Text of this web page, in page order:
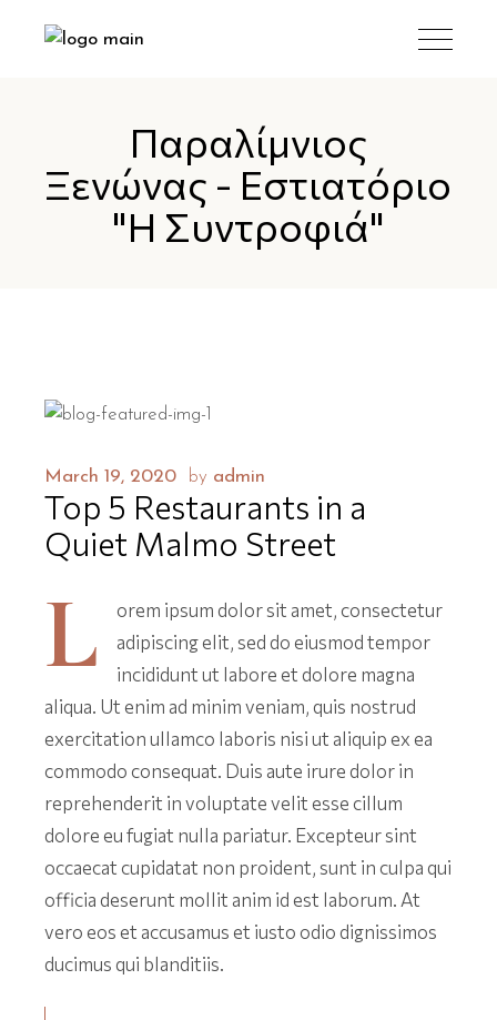
Παραλίμνιος
Ξενώνας - Εστιατόριο
"Η Συντροφιά"
March 19, 2020 by admin
Top 5 Restaurants in a
Quiet Malmo Street
L
orem ipsum dolor sit amet, consectetur
adipiscing elit, sed do eiusmod tempor
incididunt ut labore et dolore magna
aliqua. Ut enim ad minim veniam, quis nostrud
exercitation ullamco laboris nisi ut aliquip ex ea
commodo consequat. Duis aute irure dolor in
reprehenderit in voluptate velit esse cillum
dolore eu fugiat nulla pariatur. Excepteur sint
occaecat cupidatat non proident, sunt in culpa qui
officia deserunt mollit anim id est laborum. At
vero eos et accusamus et iusto odio dignissimos
ducimus qui blanditiis.